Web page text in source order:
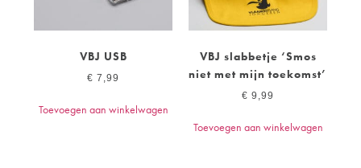
VBJ USB
€ 7,99
Toevoegen aan winkelwagen
VBJ slabbetje ‘Smos
niet met mijn toekomst’
€ 9,99
Toevoegen aan winkelwagen